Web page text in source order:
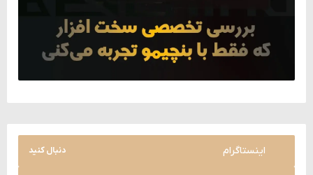
اینستاگرام دنبال کنید